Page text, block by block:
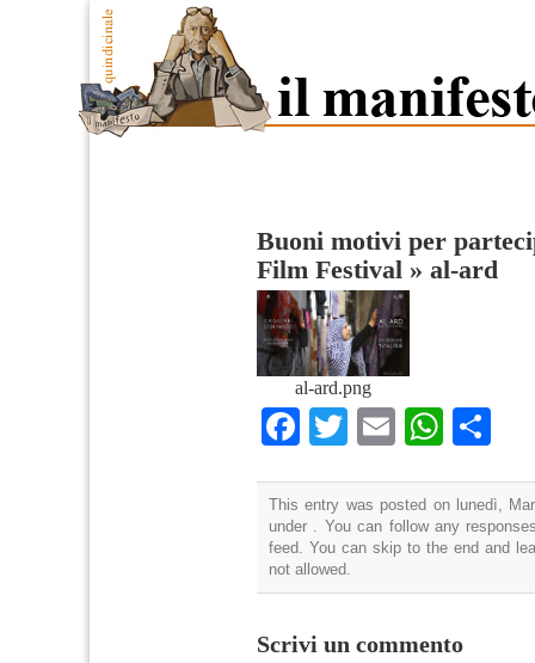
Buoni motivi per
Film Festival » al-ard
al-ard.png
Facebook
TwitterEmail
This entry was posted on lunedì,
under . You can follow any
feed. You can skip to the end and
not allowed.
Scrivi un commento